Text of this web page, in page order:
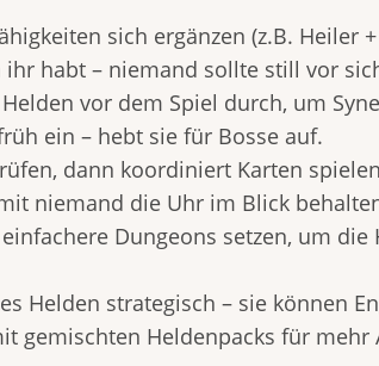
sich ergänzen (z.B. Heiler
habt – niemand sollte still vor
vor dem Spiel durch, um
ein – hebt sie für Bosse auf.
dann koordiniert Karten
niemand die Uhr im Blick
Dungeons setzen, um die
Helden strategisch – sie können
gemischten Heldenpacks für mehr